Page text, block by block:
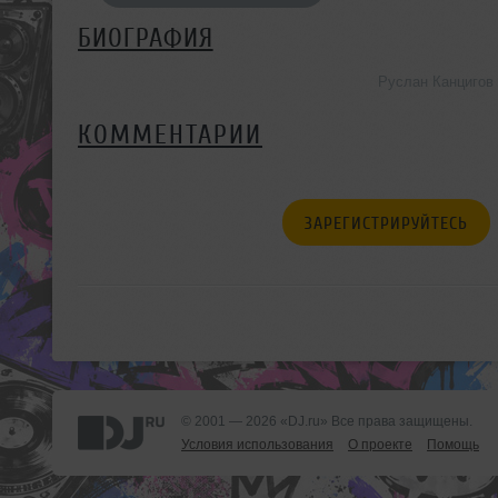
БИОГРАФИЯ
КОММЕНТАРИИ
ЗАРЕГИСТРИРУЙТЕСЬ
© 2001 — 2026 «DJ.ru» Все права защищены.
Условия использования
О проекте Помощь